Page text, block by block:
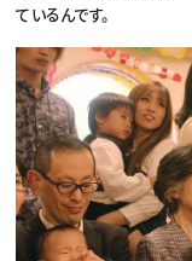
ているんです。